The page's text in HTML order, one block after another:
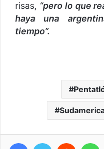
risas, “pero lo que
haya una
tiempo”.